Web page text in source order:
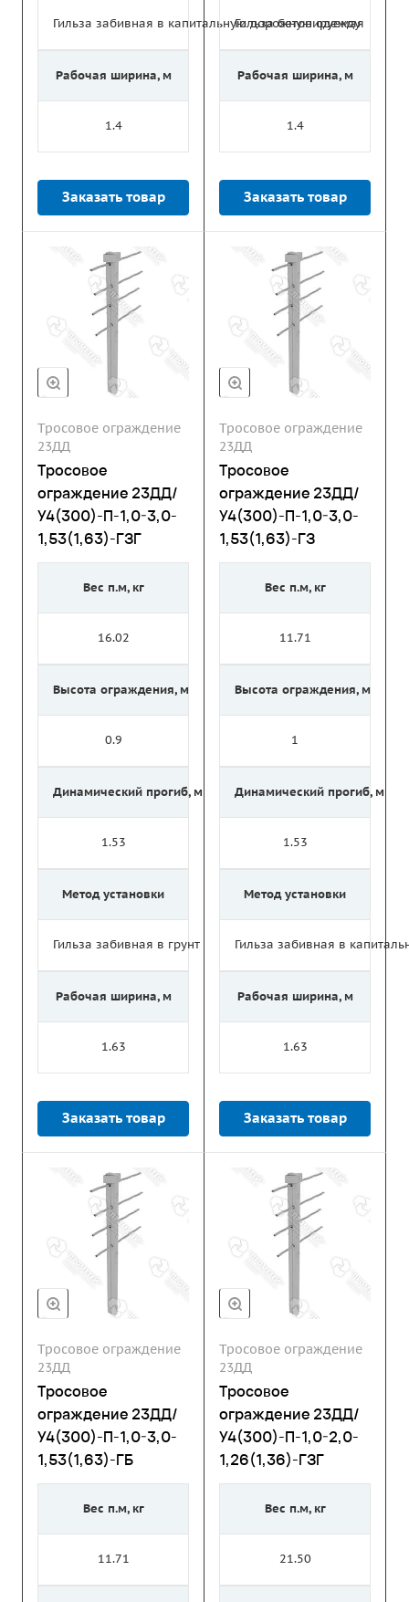
Гильза забивная в капитальную дорожную одежду
Рабочая ширина, м
1.4
Заказать товар
Гильза бетонируемая
Рабочая ширина, м
1.4
Заказать товар
Тросовое ограждение
23ДД
Тросовое
ограждение 23ДД/
У4(300)-П-1,0-3,0-
1,53(1,63)-ГЗГ
Вес п.м, кг
16.02
Высота ограждения, м
0.9
Динамический прогиб, м
1.53
Метод установки
Гильза забивная в грунт
Рабочая ширина, м
1.63
Заказать товар
Тросовое ограждение
23ДД
Тросовое
ограждение 23ДД/
У4(300)-П-1,0-3,0-
1,53(1,63)-ГЗ
Вес п.м, кг
11.71
Высота ограждения, м
1
Динамический прогиб, м
1.53
Метод установки
Гильза забивная в
Рабочая ширина, м
1.63
Заказать товар
Тросовое ограждение
23ДД
Тросовое
ограждение 23ДД/
У4(300)-П-1,0-3,0-
1,53(1,63)-ГБ
Вес п.м, кг
11.71
Тросовое ограждение
23ДД
Тросовое
ограждение 23ДД/
У4(300)-П-1,0-2,0-
1,26(1,36)-ГЗГ
Вес п.м, кг
21.50